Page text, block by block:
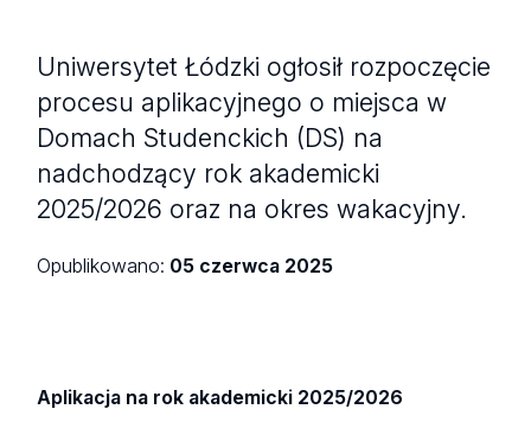
Uniwersytet Łódzki ogłosił rozpoczęcie
procesu aplikacyjnego o miejsca w
Domach Studenckich (DS) na
nadchodzący rok akademicki
2025/2026 oraz na okres wakacyjny.
Opublikowano: 05 czerwca 2025
Aplikacja na rok akademicki 2025/2026